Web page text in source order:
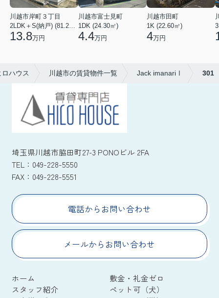
川越市岸町３丁目
2LDK＋S(納戸) (81.22㎡)
13.8万円
川越市富士見町
1DK (24.30㎡)
4.4万円
川越市田町
1K (22.60㎡)
4万円
ハウス 川越市の賃貸物件一覧 Jack imanariⅠ 301
埼玉県川越市脇田町27-3 PONOビル 2FA
TEL： 049-228-5550
FAX： 049-228-5551
電話からお問い合わせ
メールからお問い合わせ
ホーム
敷金・礼金ゼロ
スタッフ紹介
ペット可（犬）